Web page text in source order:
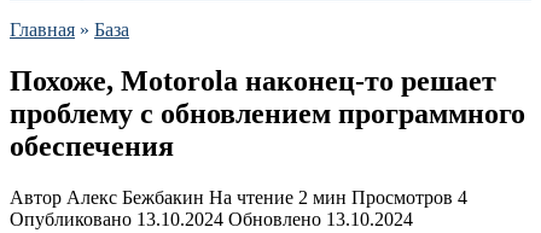
Главная » База
Похоже, Motorola наконец-то решает
проблему с обновлением программного
обеспечения
Автор Алекс Бежбакин На чтение 2 мин Просмотров 4
Опубликовано 13.10.2024 Обновлено 13.10.2024